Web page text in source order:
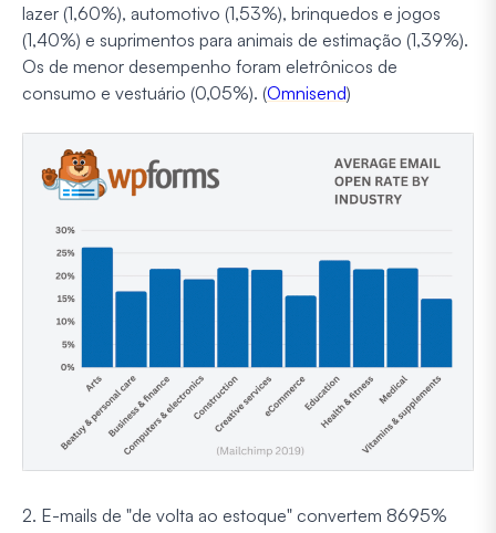
lazer (1,60%), automotivo (1,53%), brinquedos e jogos
(1,40%) e suprimentos para animais de estimação (1,39%).
Os de menor desempenho foram eletrônicos de
consumo e vestuário (0,05%). (Omnisend)
2. E-mails de "de volta ao estoque" convertem 8695%